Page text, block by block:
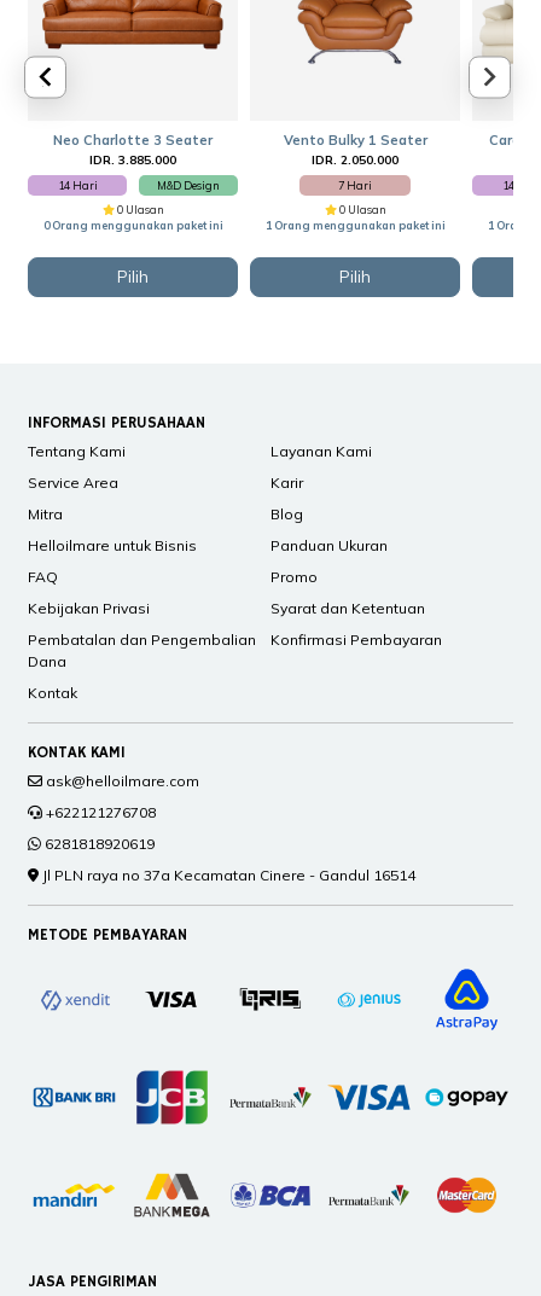
Neo Charlotte 3 Seater
IDR. 3.885.000
14 Hari
M&D Design
0 Ulasan
0 Orang menggunakan paket ini
Pilih
Vento Bulky 1 Seater
IDR. 2.050.000
7 Hari
0 Ulasan
1 Orang menggunakan paket ini
Pilih
14 Hari
1 Orang
INFORMASI PERUSAHAAN
Tentang Kami
Layanan Kami
Service Area
Karir
Mitra
Blog
Helloilmare untuk Bisnis
Panduan Ukuran
FAQ
Promo
Kebijakan Privasi
Syarat dan Ketentuan
Pembatalan dan Pengembalian
Dana
Konfirmasi Pembayaran
Kontak
KONTAK KAMI
ask@helloilmare.com
+622121276708
6281818920619
Jl PLN raya no 37a Kecamatan Cinere - Gandul 16514
METODE PEMBAYARAN
JASA PENGIRIMAN